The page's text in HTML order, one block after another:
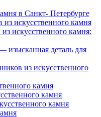
в Санкт- Петербурге
искусственного камня
искусственного камня:
изысканная деталь для
из искусственного
камня
камня
камня